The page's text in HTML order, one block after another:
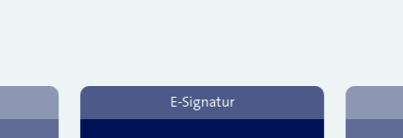
E-Signatur